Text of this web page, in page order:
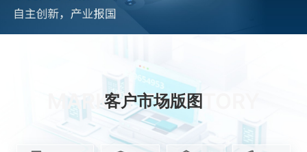
MARKET TERRITORY
客户市场版图